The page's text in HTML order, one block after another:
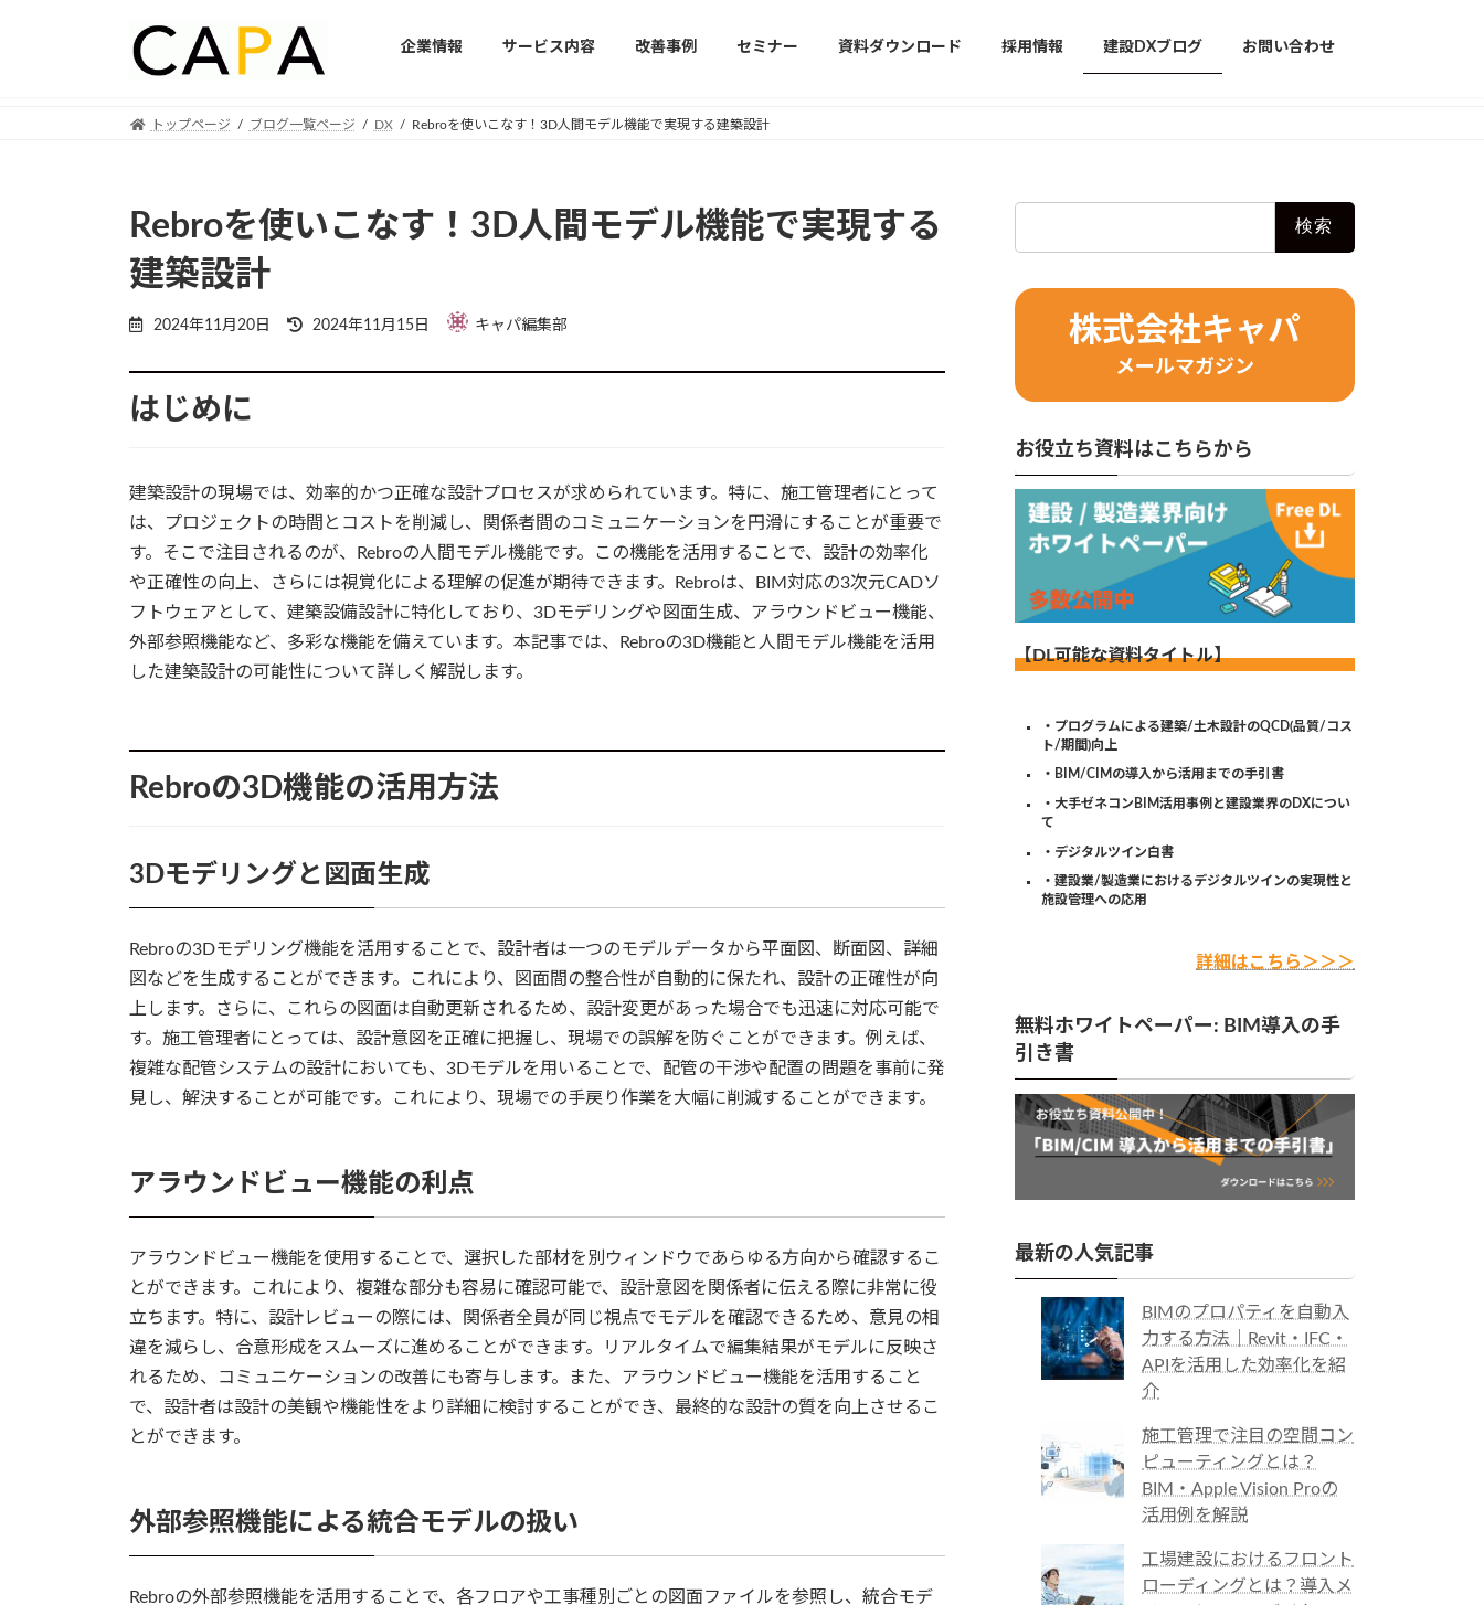
企業情報 サービス内容 改善事例 セミナー 資料ダウンロード 採用情報 建設DXブログ お問い合わせ
トップページ ブログ一覧ページ DX Rebroを使いこなす！3D人間モデル機能で実現する建築設計
Rebroを使いこなす！3D人間モデル機能で実現する
建築設計
2024年11月20日
Last
updated
2024年11月15日 キャパ編集部
はじめに
建築設計の現場では、効率的かつ正確な設計プロセスが求められています。特に、施工管理者にとって
は、プロジェクトの時間とコストを削減し、関係者間のコミュニケーションを円滑にすることが重要で
す。そこで注目されるのが、Rebroの人間モデル機能です。この機能を活用することで、設計の効率化
や正確性の向上、さらには視覚化による理解の促進が期待できます。Rebroは、BIM対応の3次元CADソ
フトウェアとして、建築設備設計に特化しており、3Dモデリングや図面生成、アラウンドビュー機能、
外部参照機能など、多彩な機能を備えています。本記事では、Rebroの3D機能と人間モデル機能を活用
した建築設計の可能性について詳しく解説します。
Rebroの3D機能の活用方法
3Dモデリングと図面生成
Rebroの3Dモデリング機能を活用することで、設計者は一つのモデルデータから平面図、断面図、詳細
図などを生成することができます。これにより、図面間の整合性が自動的に保たれ、設計の正確性が向
上します。さらに、これらの図面は自動更新されるため、設計変更があった場合でも迅速に対応可能で
す。施工管理者にとっては、設計意図を正確に把握し、現場での誤解を防ぐことができます。例えば、
複雑な配管システムの設計においても、3Dモデルを用いることで、配管の干渉や配置の問題を事前に発
見し、解決することが可能です。これにより、現場での手戻り作業を大幅に削減することができます。
アラウンドビュー機能の利点
アラウンドビュー機能を使用することで、選択した部材を別ウィンドウであらゆる方向から確認するこ
とができます。これにより、複雑な部分も容易に確認可能で、設計意図を関係者に伝える際に非常に役
立ちます。特に、設計レビューの際には、関係者全員が同じ視点でモデルを確認できるため、意見の相
違を減らし、合意形成をスムーズに進めることができます。リアルタイムで編集結果がモデルに反映さ
れるため、コミュニケーションの改善にも寄与します。また、アラウンドビュー機能を活用すること
で、設計者は設計の美観や機能性をより詳細に検討することができ、最終的な設計の質を向上させるこ
とができます。
外部参照機能による統合モデルの扱い
Rebroの外部参照機能を活用することで、各フロアや工事種別ごとの図面ファイルを参照し、統合モデ
株式会社キャパ
メールマガジン
お役立ち資料はこちらから
【DL可能な資料タイトル】
・プログラムによる建築/土木設計のQCD(品質/コス
ト/期間)向上
・BIM/CIMの導入から活用までの手引書
・大手ゼネコンBIM活用事例と建設業界のDXについ
て
・デジタルツイン白書
・建設業/製造業におけるデジタルツインの実現性と
施設管理への応用
詳細はこちら＞＞＞
無料ホワイトペーパー: BIM導入の手
引き書
最新の人気記事
BIMのプロパティを自動入
力する方法｜Revit・IFC・
APIを活用した効率化を紹
介
施工管理で注目の空間コン
ピューティングとは？
BIM・Apple Vision Proの
活用例を解説
工場建設におけるフロント
ローディングとは？導入メ